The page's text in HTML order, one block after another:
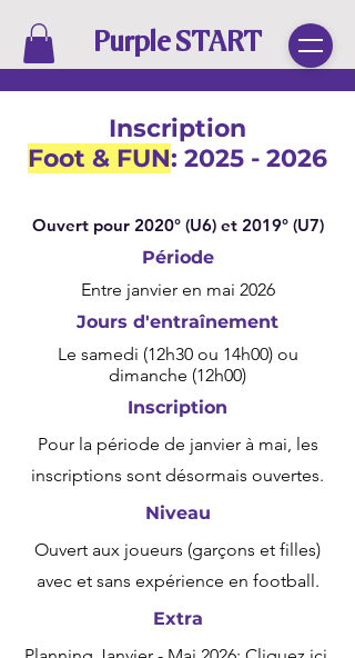
Purple START
Inscription
Foot & FUN: 2025 - 2026
Ouvert pour 2020° (U6) et 2019° (U7)
Période
Entre janvier en mai 2026
Jours d'entraînement
Le samedi (12h30 ou 14h00) ou
dimanche (12h00)
Inscription
Pour la période de janvier à mai, les
inscriptions sont désormais ouvertes.
Niveau
Ouvert aux joueurs (garçons et filles)
avec et sans expérience en football.
Extra